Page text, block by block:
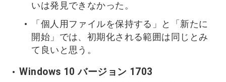
いは発見できなかった。
「個人用ファイルを保持する」と「新たに
開始」では、初期化される範囲は同じとみ
て良いと思う。
Windows 10 バージョン 1703